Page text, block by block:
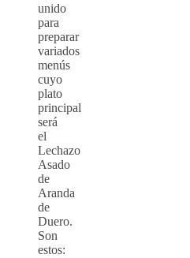
unido
para
preparar
variados
menús
cuyo
plato
principal
será
el
Lechazo
Asado
de
Aranda
de
Duero.
Son
estos: